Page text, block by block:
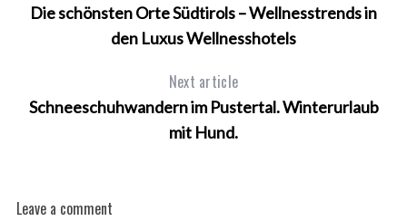
Die schönsten Orte Südtirols – Wellnesstrends in
den Luxus Wellnesshotels
Next article
Schneeschuhwandern im Pustertal. Winterurlaub
mit Hund.
Leave a comment